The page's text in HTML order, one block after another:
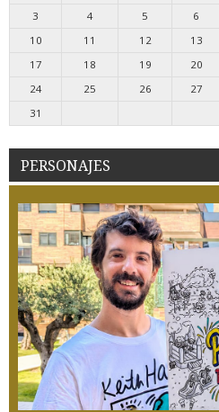
3
4 5 6
10
11 12 13
17
18 19 20
24
25 26 27
31
PERSONAJES